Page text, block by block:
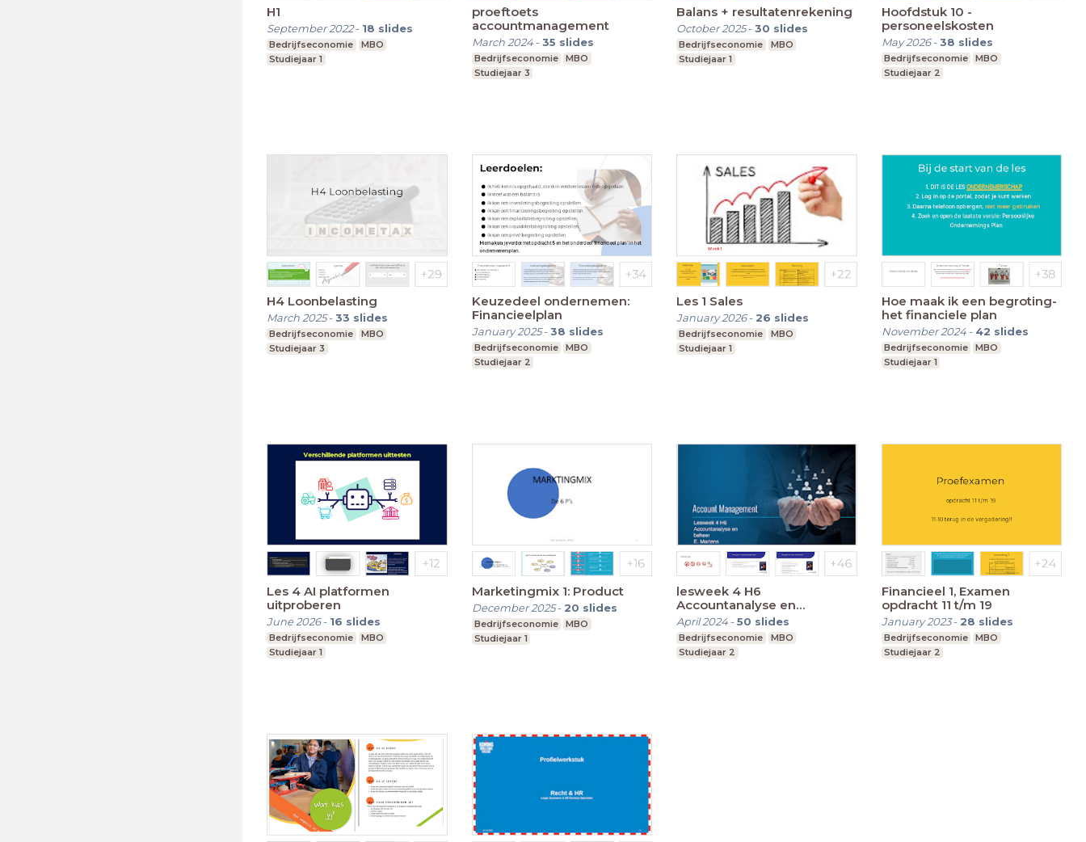
H1
September 2022- 18 slides
Bedrijfseconomie
MBO
Studiejaar 1
proeftoets
accountmanagement
March 2024-35 slides
Bedrijfseconomie
MBO
Studiejaar 3
Balans + resultatenrekening
October 2025-30 slides
Bedrijfseconomie
MBO
Studiejaar 1
Hoofdstuk 10 -
personeelskosten
May 2026-38 slides
Bedrijfseconomie
MBO
Studiejaar 2
H4 Loonbelasting
March 2025-33 slides
Bedrijfseconomie
MBO
Studiejaar 3
Keuzedeel ondernemen:
Financieelplan
January 2025-38 slides
Bedrijfseconomie
MBO
Studiejaar 2
Les 1 Sales
January 2026- 26 slides
Bedrijfseconomie
MBO
Studiejaar 1
Hoe maak ik een begroting-
het financiele plan
November 2024- 42 slides
Bedrijfseconomie
MBO
Studiejaar 1
Les 4 AI platformen
uitproberen
June 2026- 16 slides
Bedrijfseconomie
MBO
Studiejaar 1
Marketingmix 1: Product
December 2025- 20 slides
Bedrijfseconomie
MBO
Studiejaar 1
lesweek 4 H6
Accountanalyse en
accountbeheer
April 2024-50 slides
Bedrijfseconomie
MBO
Studiejaar 2
Financieel 1, Examen
opdracht 11 t/m 19
January 2023- 28 slides
Bedrijfseconomie
MBO
Studiejaar 2